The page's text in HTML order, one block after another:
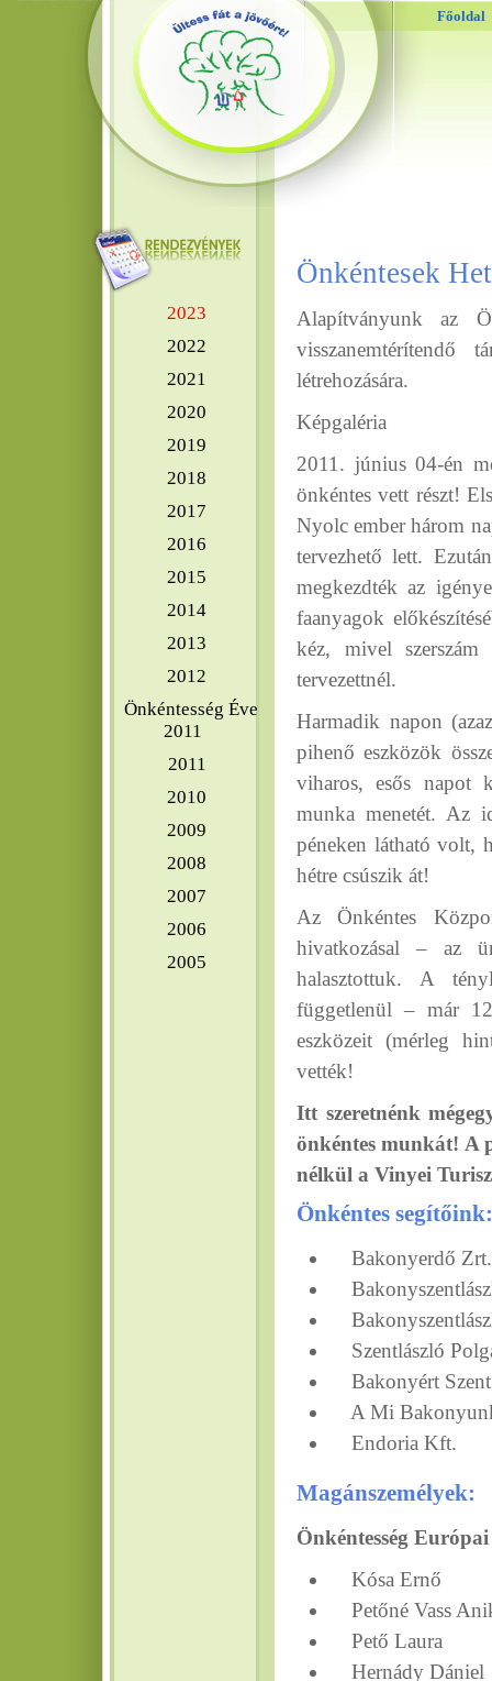
Főoldal
2023
2022
2021
2020
2019
2018
2017
2016
2015
2014
2013
2012
Önkéntesség Éve
2011
2011
2010
2009
2008
2007
2006
2005
Önkéntesek
Alapítványunk az
létrehozására.
Képgaléria
2011. június 04-én
önkéntes vett részt!
Nyolc ember három
tervezhető lett.
megkezdték az
faanyagok
kéz, mivel szerszám
tervezettnél.
Harmadik napon
pihenő eszközök
viharos, esős napot
munka menetét. Az
péneken látható volt,
hétre csúszik át!
Az Önkéntes
hivatkozásal – az
halasztottuk. A
függetlenül – már
eszközeit (mérleg
vették!
Itt szeretnénk
önkéntes munkát! A
nélkül a Vinyei
Önkéntes segítőink:
Bakonyerdő
Szentlászló
Bakonyért
A Mi
Endoria Kft.
Magánszemélyek:
Önkéntesség
Kósa Ernő
Petőné Vass
Pető Laura
Hernády Dániel